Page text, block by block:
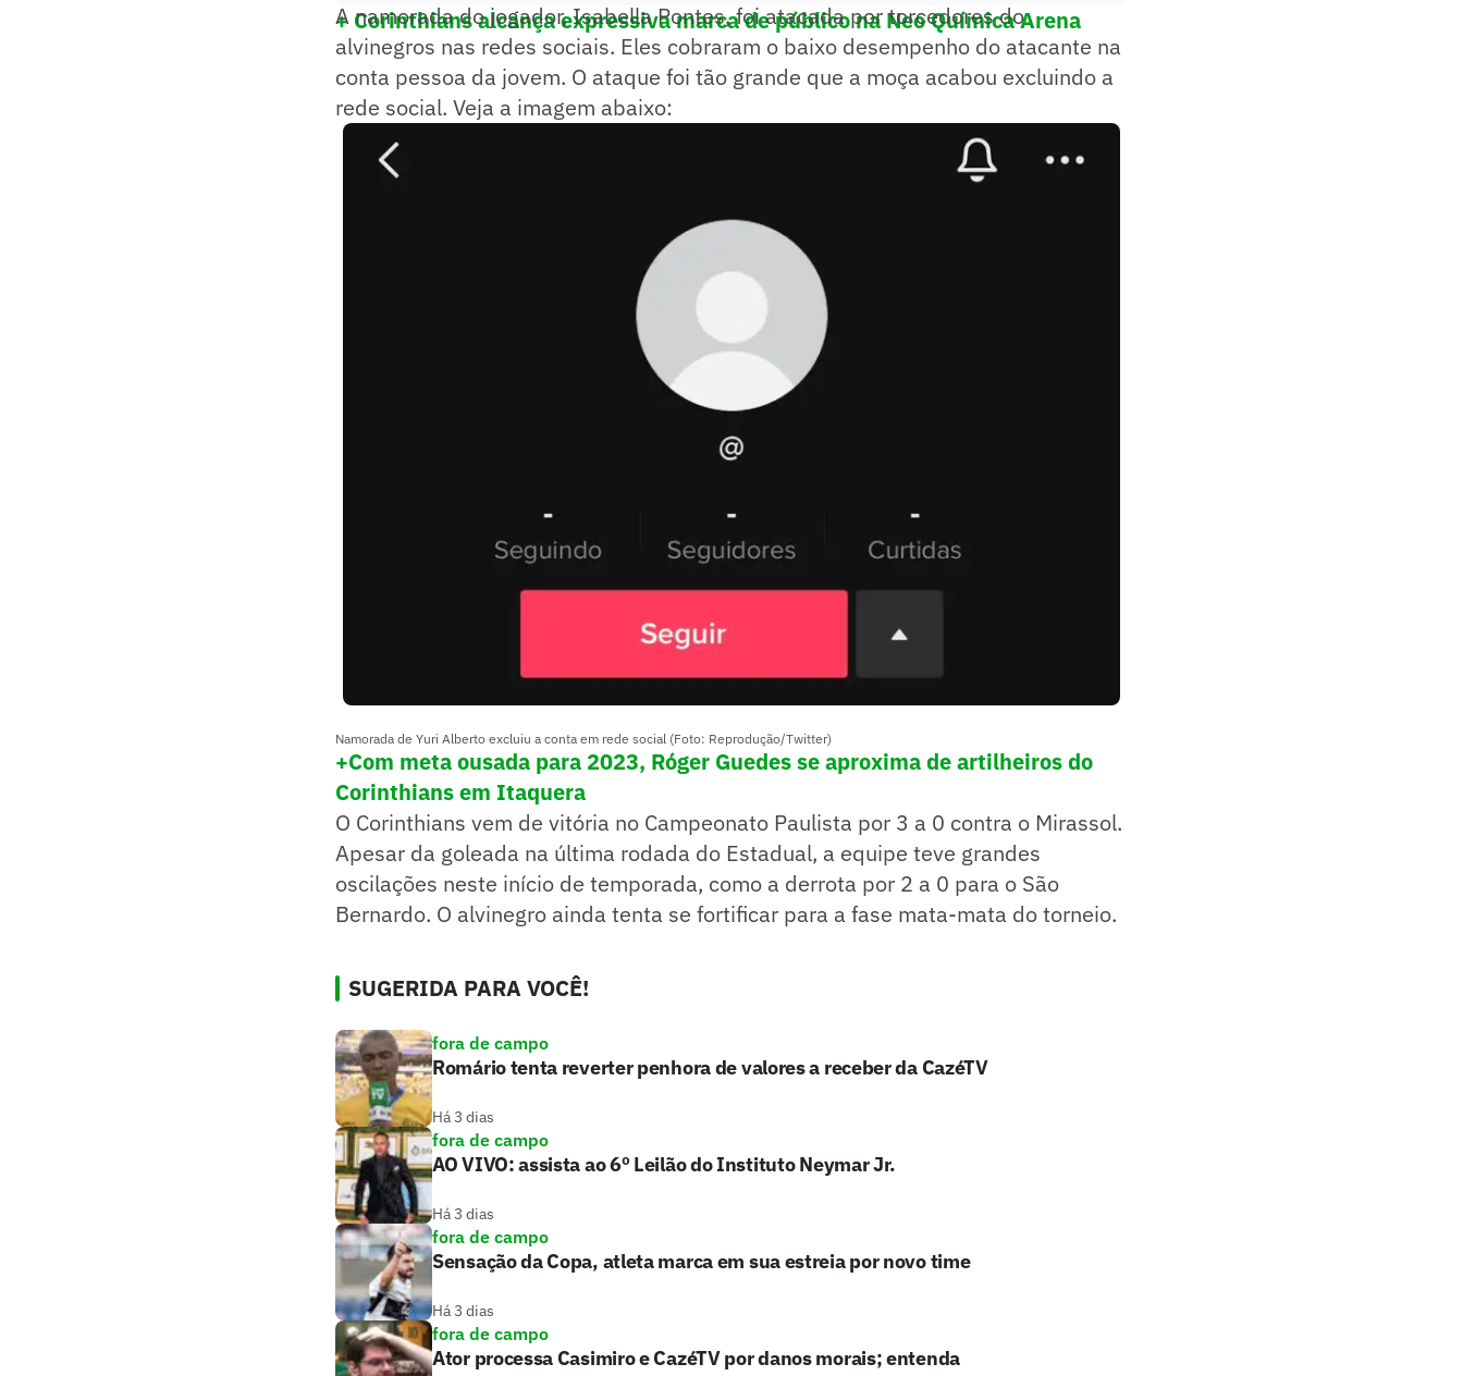
+ Corinthians alcança expressiva marca de público na Neo Química Arena
A namorada do jogador, Isabella Pontes, foi atacada por torcedores do
alvinegros nas redes sociais. Eles cobraram o baixo desempenho do atacante na
conta pessoa da jovem. O ataque foi tão grande que a moça acabou excluindo a
rede social. Veja a imagem abaixo:
Namorada de Yuri Alberto excluiu a conta em rede social (Foto: Reprodução/Twitter)
+Com meta ousada para 2023, Róger Guedes se aproxima de artilheiros do
Corinthians em Itaquera
O Corinthians vem de vitória no Campeonato Paulista por 3 a 0 contra o Mirassol.
Apesar da goleada na última rodada do Estadual, a equipe teve grandes
oscilações neste início de temporada, como a derrota por 2 a 0 para o São
Bernardo. O alvinegro ainda tenta se fortificar para a fase mata-mata do torneio.
SUGERIDA PARA VOCÊ!
fora de campo
Romário tenta reverter penhora de valores a receber da CazéTV
Há 3 dias
fora de campo
AO VIVO: assista ao 6º Leilão do Instituto Neymar Jr.
Há 3 dias
fora de campo
Sensação da Copa, atleta marca em sua estreia por novo time
Há 3 dias
fora de campo
Ator processa Casimiro e CazéTV por danos morais; entenda